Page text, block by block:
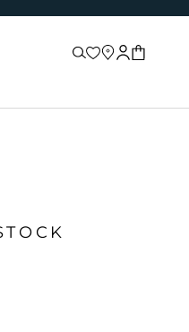
RechercheStore locator
Connexion
Panier